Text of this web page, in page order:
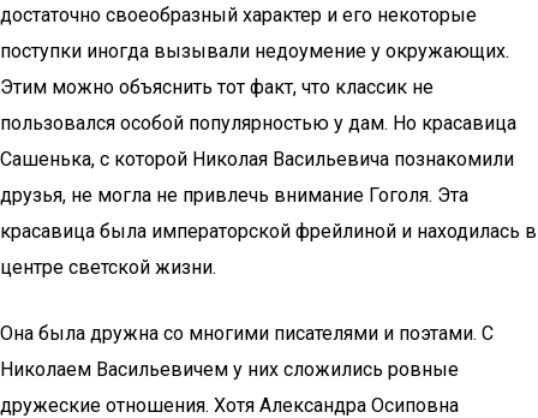
достаточно своеобразный характер и его некоторые
поступки иногда вызывали недоумение у окружающих.
Этим можно объяснить тот факт, что классик не
пользовался особой популярностью у дам. Но красавица
Сашенька, с которой Николая Васильевича познакомили
друзья, не могла не привлечь внимание Гоголя. Эта
красавица была императорской фрейлиной и находилась в
центре светской жизни.
Она была дружна со многими писателями и поэтами. С
Николаем Васильевичем у них сложились ровные
дружеские отношения. Хотя Александра Осиповна